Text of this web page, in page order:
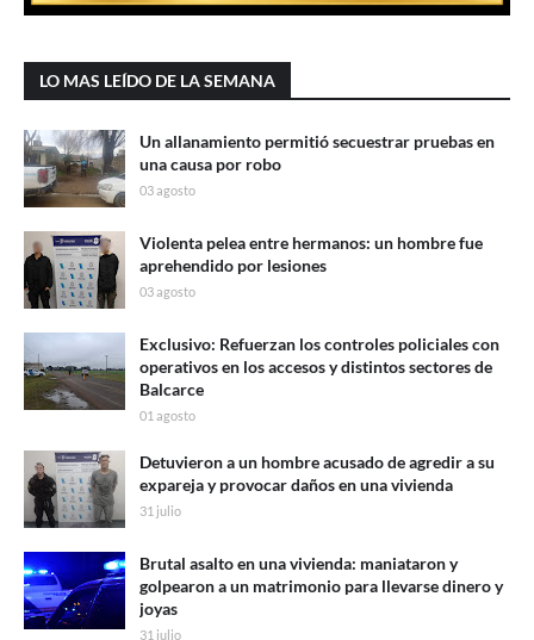
LO MAS LEÍDO DE LA SEMANA
Un allanamiento permitió secuestrar pruebas en
una causa por robo
03 agosto
Violenta pelea entre hermanos: un hombre fue
aprehendido por lesiones
03 agosto
Exclusivo: Refuerzan los controles policiales con
operativos en los accesos y distintos sectores de
Balcarce
01 agosto
Detuvieron a un hombre acusado de agredir a su
expareja y provocar daños en una vivienda
31 julio
Brutal asalto en una vivienda: maniataron y
golpearon a un matrimonio para llevarse dinero y
joyas
31 julio